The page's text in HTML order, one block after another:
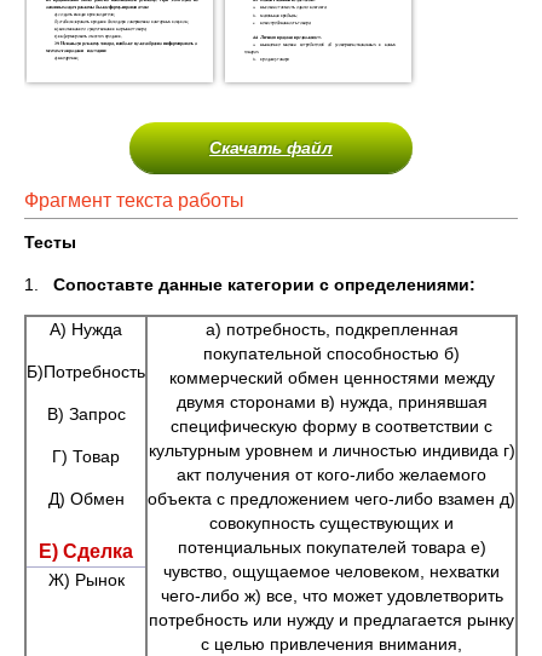
Скачать файл
Фрагмент текста работы
Тесты
1. Сопоставте данные категории с определениями:
А) Нужда
Б)Потребность
В) Запрос
Г) Товар
Д) Обмен
Е) Сделка
Ж) Рынок
а) потребность, подкрепленная
покупательной способностью б)
коммерческий обмен ценностями между
двумя сторонами в) нужда, принявшая
специфическую форму в соответствии с
культурным уровнем и личностью индивида г)
акт получения от кого-либо желаемого
объекта с предложением чего-либо взамен д)
совокупность существующих и
потенциальных покупателей товара е)
чувство, ощущаемое человеком, нехватки
чего-либо ж) все, что может удовлетворить
потребность или нужду и предлагается рынку
с целью привлечения внимания,